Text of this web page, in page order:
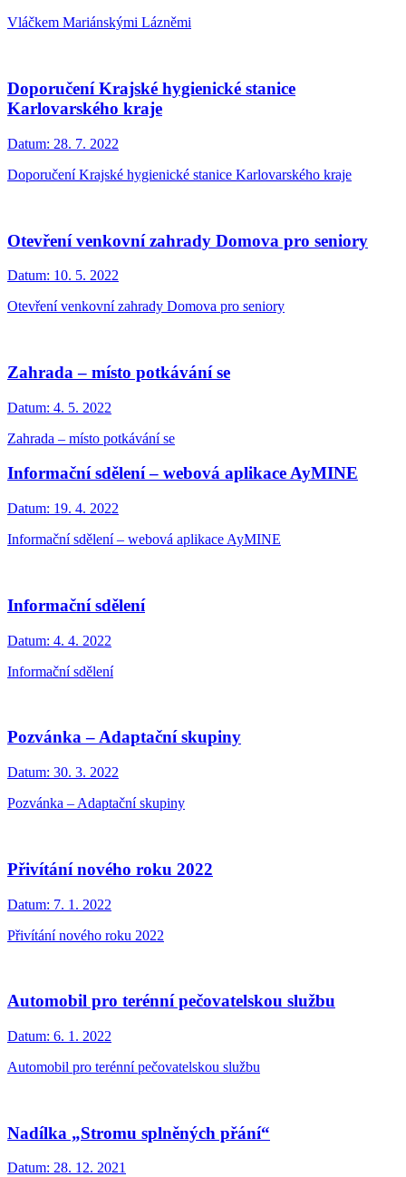
Vláčkem Mariánskými Lázněmi
Doporučení Krajské hygienické stanice
Karlovarského kraje
Datum: 28. 7. 2022
Doporučení Krajské hygienické stanice Karlovarského kraje
Otevření venkovní zahrady Domova pro seniory
Datum: 10. 5. 2022
Otevření venkovní zahrady Domova pro seniory
Zahrada – místo potkávání se
Datum: 4. 5. 2022
Zahrada – místo potkávání se
Informační sdělení – webová aplikace AyMINE
Datum: 19. 4. 2022
Informační sdělení – webová aplikace AyMINE
Informační sdělení
Datum: 4. 4. 2022
Informační sdělení
Pozvánka – Adaptační skupiny
Datum: 30. 3. 2022
Pozvánka – Adaptační skupiny
Přivítání nového roku 2022
Datum: 7. 1. 2022
Přivítání nového roku 2022
Automobil pro terénní pečovatelskou službu
Datum: 6. 1. 2022
Automobil pro terénní pečovatelskou službu
Nadílka „Stromu splněných přání“
Datum: 28. 12. 2021